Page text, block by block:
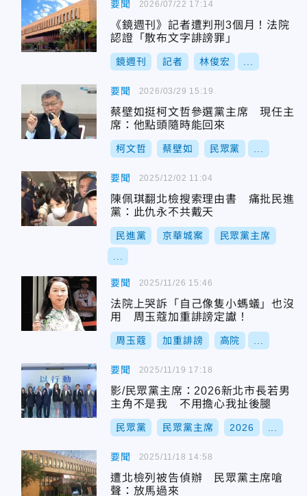
要聞
《鏡週刊》記者遭判刑3個月！法院
認證「散布文字誹謗罪」
鏡週刊 記者 林俊宏
2026/07/22 17:14
要聞
蔡壁如挺柯文哲參選黨主席 現任主
席：他點頭隨時能回來
柯文哲 蔡壁如 民眾黨
2026/03/29 15:19
要聞
陳佩琪翻北檢搜索理由書 痛批民進
黨：此仇永不共戴天
民進黨 京華城案 民眾黨主席
2025/12/02 11:04
要聞
法院上哭訴「自己像隻小螞蟻」也沒
用 周玉蔻加重誹謗定讞！
周玉蔻 加重誹謗 高院
2025/11/26 15:46
要聞
影/民眾黨主席：2026新北市長若男
主角不是我 不用擔心我扯後腿
民眾黨 民眾黨主席 2026
2025/11/19 17:18
要聞
遭北檢列被告偵辦 民眾黨主席嗆
聲：放馬過來
2025/11/18 14:58